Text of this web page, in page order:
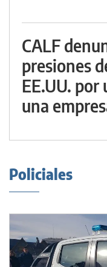
CALF
presiones
EE.UU.
una
Policiales